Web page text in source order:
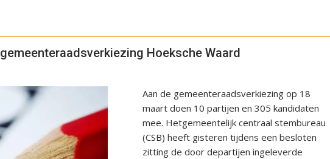
Hoeksche Waard
Aan de gemeenteraadsverkiezing op 18
maart doen 10 partijen en 305 kandidaten
mee. Hetgemeentelijk centraal stembureau
(CSB) heeft gisteren tijdens een besloten
zitting de door departijen ingeleverde